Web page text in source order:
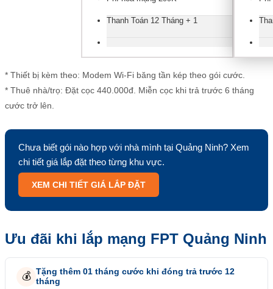
Thanh Toán 12 Tháng + 1
* Thiết bị kèm theo: Modem Wi-Fi băng tần kép theo gói cước.
* Thuê nhà/trọ: Đặt cọc 440.000đ. Miễn cọc khi trả trước 6 tháng
cước trở lên.
Chưa biết gói nào hợp với nhà mình tại Quảng Ninh? Xem
chi tiết giá lắp đặt theo từng khu vực.
XEM CHI TIẾT GIÁ LẮP ĐẶT
Ưu đãi khi lắp mạng FPT Quảng Ninh
💰 Tặng thêm 01 tháng cước khi đóng trả trước 12
tháng